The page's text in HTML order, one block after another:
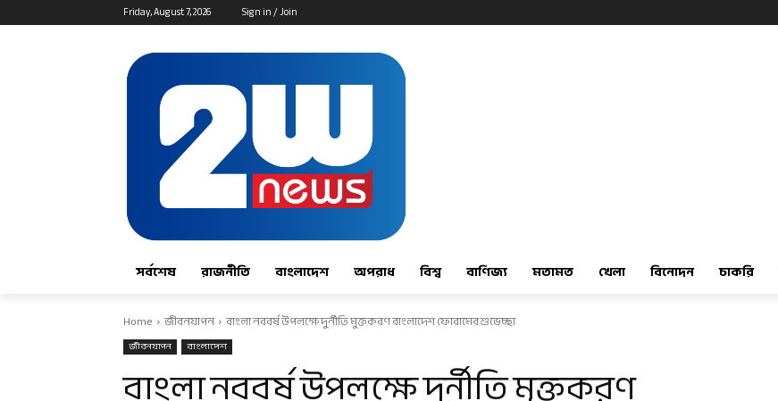
Friday, August 7, 2026 Sign in / Join
সর্বশেষ রাজনীতি বাংলাদেশ অপরাধ বিশ্ব বাণিজ্য মতামত খেলা বিনোদন চাকরি
Home জীবনযাপন বাংলা নববর্ষ উপলক্ষে দুর্নীতি মুক্তকরণ বাংলাদেশ ফোরামের শুভেচ্ছা
জীবনযাপন বাংলাদেশ
বাংলা নববর্ষ উপলক্ষে দুর্নীতি মুক্তকরণ